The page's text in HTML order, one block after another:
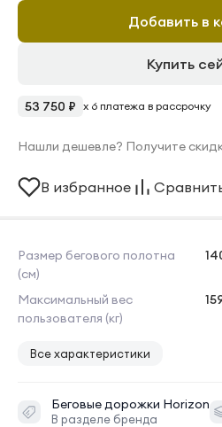
Размер бегового полотна
(см)
Максимальный вес
пользователя (кг)
Все характеристики
Беговые дорожки Horizon
В разделе бренда
Добавить в
Купить
53 750 ₽ x 6 платежа в рассрочку
Нашли дешевле? Получите
В избранное